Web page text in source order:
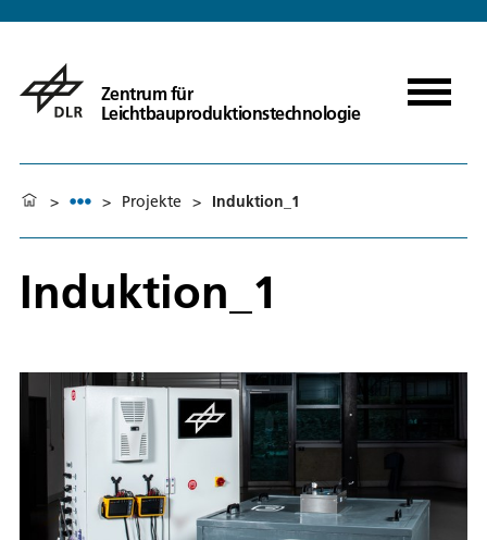
Zentrum für
Leichtbauproduktionstechnologie
> > Projekte > Induktion_1
Induktion_1